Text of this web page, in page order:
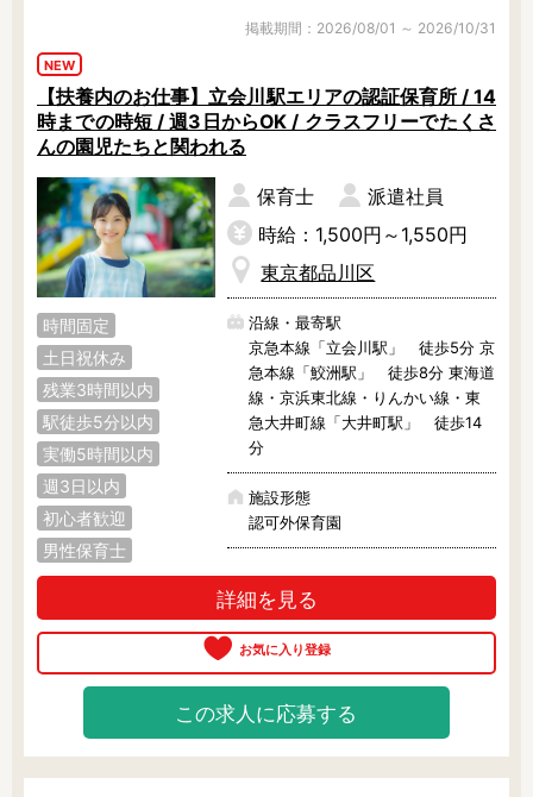
もちろん、ほかの絵本もたくさんあ
食育活動にも力を入れていて、調理
室の前は園児たちのお気に入りスポ
ット♪
り上がれていますよ。
まずは見学からでも大歓迎！ぜひ、
お気軽にご相談くださいね。
掲載期間：2026/08/01 ～ 2026/10/31
NEW
【扶養内のお仕事】立会川駅エリアの認証保育所 / 14
時までの時短 / 週3日からOK / クラスフリーでたくさ
んの園児たちと関われる
時間固定
土日祝休み
残業3時間以内
駅徒歩5分以内
実働5時間以内
週3日以内
初心者歓迎
男性保育士
保育士
派遣社員
時給：1,500円～1,550円
東京都品川区
沿線・最寄駅
京急本線「立会川駅」 徒歩5分 京
急本線「鮫洲駅」 徒歩8分 東海道
線・京浜東北線・りんかい線・東
急大井町線「大井町駅」 徒歩14
分
施設形態
認可外保育園
詳細を見る
この求人に応募する